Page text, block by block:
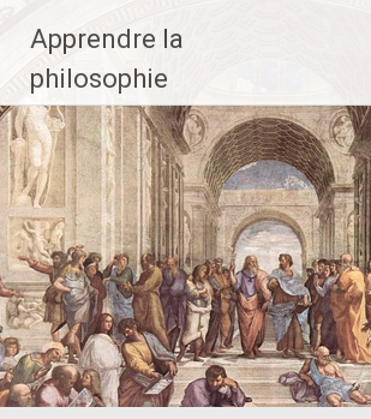
contenu
principal
Apprendre la
philosophie